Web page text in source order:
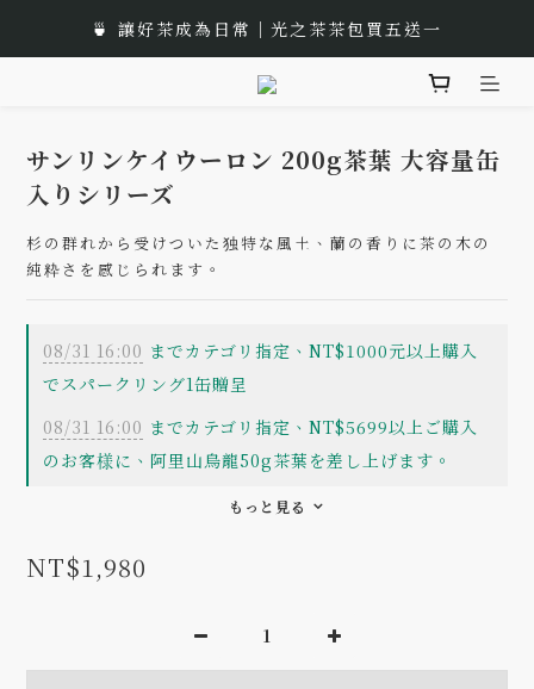
🎁 Moon Festival｜Gift Box Recommend
🍵 讓好茶成為日常｜光之茶茶包買五送一
🌟 全新風味上市｜《台灣武夷雙星》
🎁 Moon Festival｜Gift Box Recommend
サンリンケイウーロン 200g茶葉 大容量缶
入りシリーズ
杉の群れから受けついた独特な風土、蘭の香りに茶の木の
純粋さを感じられます。
08/31 16:00 までカテゴリ指定、NT$1000元以上購入
でスパークリング1缶贈呈
08/31 16:00 までカテゴリ指定、NT$5699以上ご購入
のお客様に、阿里山烏龍50g茶葉を差し上げます。
もっと見る
NT$1,980